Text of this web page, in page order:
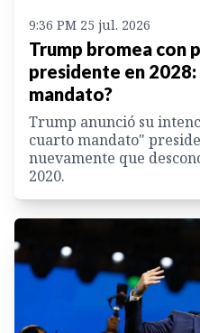
9:36 PM 25 jul. 2026
Trump bromea con
presidente en
mandato?
Trump anunció su
cuarto mandato"
nuevamente que
2020.